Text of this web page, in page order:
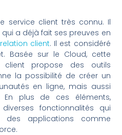
service client très connu. Il
qui a déjà fait ses preuves en
client. Il est considéré
Basée sur le Cloud, cette
propose des outils
la possibilité de créer un
en ligne, mais aussi
plus de ces éléments,
fonctionnalités qui
des applications comme